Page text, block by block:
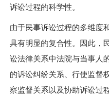
诉讼过程的科学性。
由于民事诉讼过程的多维度
具有明显的复合性。因此，
讼法律关系中法院与当事人
的诉讼纠纷关系、行使监督
察监督关系以及协助诉讼过